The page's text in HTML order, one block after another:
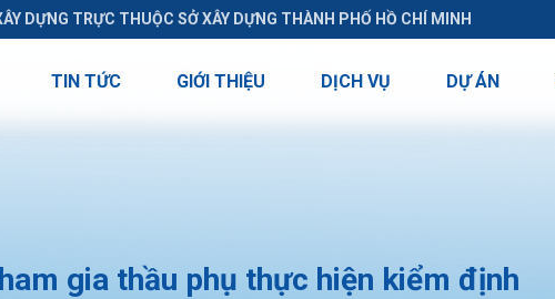
DỰNG TRỰC THUỘC SỞ XÂY DỰNG THÀNH PHỐ HỒ CHÍ MINH
TIN TỨC GIỚI THIỆU DỊCH VỤ DỰ ÁN
gia thầu phụ thực hiện kiểm định